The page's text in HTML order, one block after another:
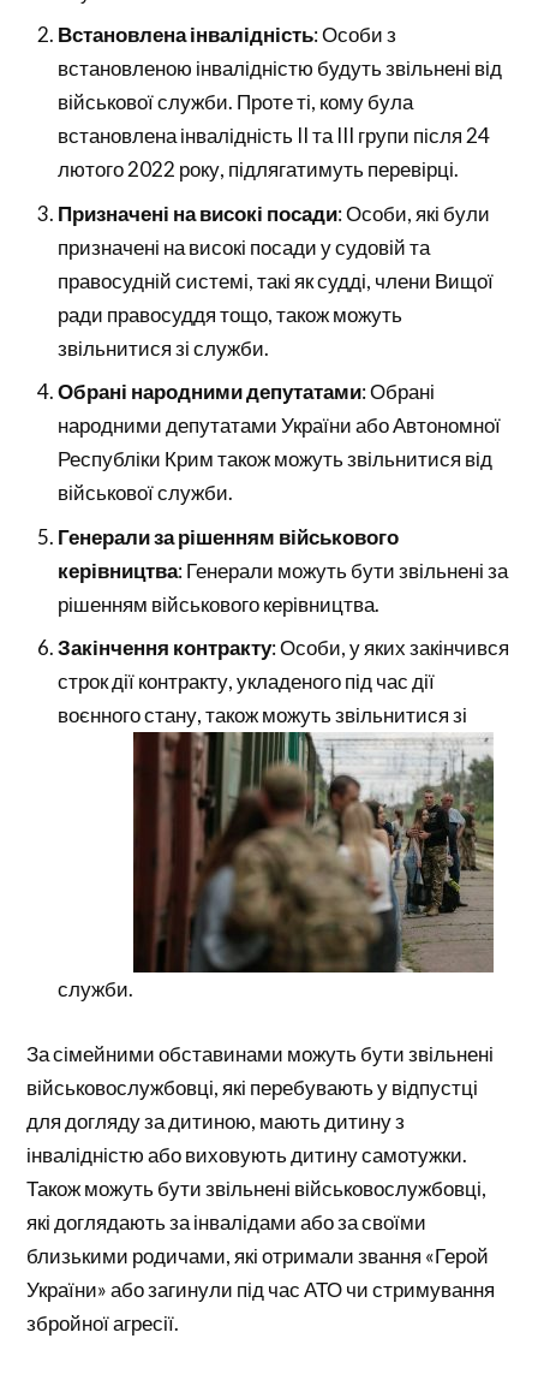
Встановлена інвалідність: Особи з
встановленою інвалідністю будуть звільнені від
військової служби. Проте ті, кому була
встановлена інвалідність II та III групи після 24
лютого 2022 року, підлягатимуть перевірці.
Призначені на високі посади: Особи, які були
призначені на високі посади у судовій та
правосудній системі, такі як судді, члени Вищої
ради правосуддя тощо, також можуть
звільнитися зі служби.
Обрані народними депутатами: Обрані
народними депутатами України або Автономної
Республіки Крим також можуть звільнитися від
військової служби.
Генерали за рішенням військового
керівництва: Генерали можуть бути звільнені за
рішенням військового керівництва.
Закінчення контракту: Особи, у яких закінчився
строк дії контракту, укладеного під час дії
воєнного стану, також можуть звільнитися зі
служби.
За сімейними обставинами можуть бути звільнені
військовослужбовці, які перебувають у відпустці
для догляду за дитиною, мають дитину з
інвалідністю або виховують дитину самотужки.
Також можуть бути звільнені військовослужбовці,
які доглядають за інвалідами або за своїми
близькими родичами, які отримали звання «Герой
України» або загинули під час АТО чи стримування
збройної агресії.